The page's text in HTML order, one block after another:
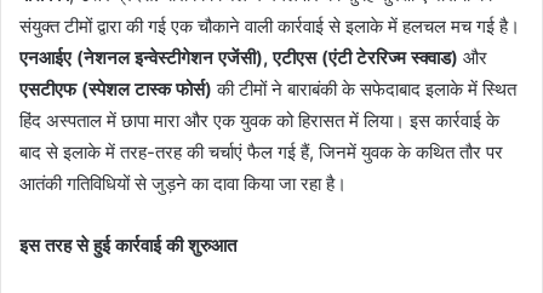
संयुक्त टीमों द्वारा की गई एक चौकाने वाली कार्रवाई से इलाके में हलचल मच गई है।
एनआईए (नेशनल इन्वेस्टीगेशन एजेंसी), एटीएस (एंटी टेररिज्म स्क्वाड) और
एसटीएफ (स्पेशल टास्क फोर्स) की टीमों ने बाराबंकी के सफेदाबाद इलाके में स्थित
हिंद अस्पताल में छापा मारा और एक युवक को हिरासत में लिया। इस कार्रवाई के
बाद से इलाके में तरह-तरह की चर्चाएं फैल गई हैं, जिनमें युवक के कथित तौर पर
आतंकी गतिविधियों से जुड़ने का दावा किया जा रहा है।
इस तरह से हुई कार्रवाई की शुरुआत